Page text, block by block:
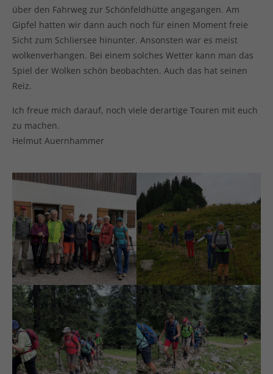
über den Fahrweg zur Schönfeldhütte angegangen. Am
Gipfel hatten wir dann auch noch für einen Moment freie
Sicht zum Schliersee hinunter. Ansonsten war es meist
wolkenverhangen. Bei einem solches Wetter kann man das
Spiel der Wolken schön beobachten. Auch das hat seinen
Reiz.
Ich freue mich darauf, noch viele derartige Touren mit euch
zu machen.
Helmut Auernhammer